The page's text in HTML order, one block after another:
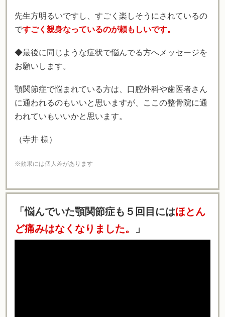
先生方明るいですし、すごく楽しそうにされているの
ですごく親身なっているのが頼もしいです。
◆最後に同じような症状で悩んでる方へメッセージを
お願いします。
顎関節症で悩まれている方は、口腔外科や歯医者さん
に通われるのもいいと思いますが、ここの整骨院に通
われていもいいかと思います。
（寺井 様）
※効果には個人差があります
「悩んでいた顎関節症も５回目にはほとん
ど痛みはなくなりました。
」